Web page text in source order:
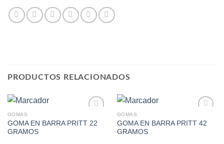
PRODUCTOS RELACIONADOS
GOMAS
GOMA EN BARRA PRITT 22
GRAMOS
GOMAS
GOMA EN BARRA PRITT 42
GRAMOS